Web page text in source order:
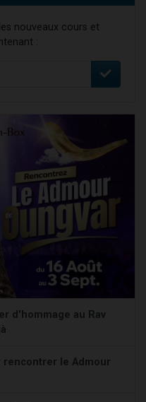
nouveaux cours et
:
d'hommage au Rav
rencontrer le Admour